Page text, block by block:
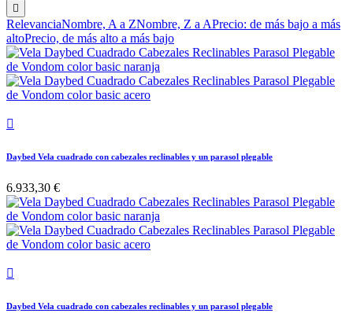

RelevanciaNombre, A a ZNombre, Z a APrecio: de más bajo a más
altoPrecio, de más alto a más bajo

Daybed Vela cuadrado con cabezales reclinables y un parasol plegable
6.933,30 €

Daybed Vela cuadrado con cabezales reclinables y un parasol plegable